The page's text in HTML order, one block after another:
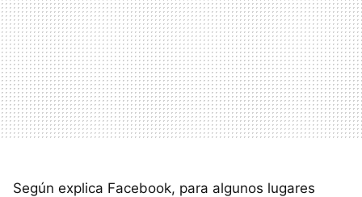
Según explica Facebook, para algunos lugares